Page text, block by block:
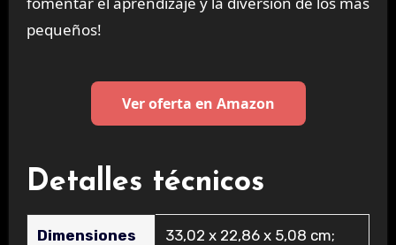
pequeños!
Ver oferta en Amazon
Detalles técnicos
Dimensiones
‎33,02 x 22,86 x 5,08 cm;